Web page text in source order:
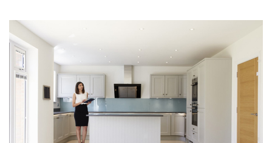
Då
ska
betalt
överenskommelsen